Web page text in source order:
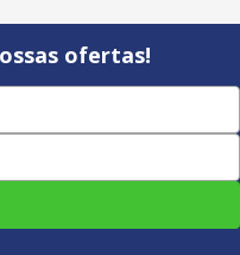
ofertas!